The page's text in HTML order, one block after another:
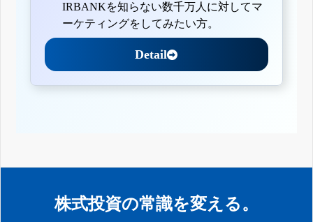
IRBANKを知らない数千万人に対してマ
ーケティングをしてみたい方。
Detail
株式投資の常識を変える。